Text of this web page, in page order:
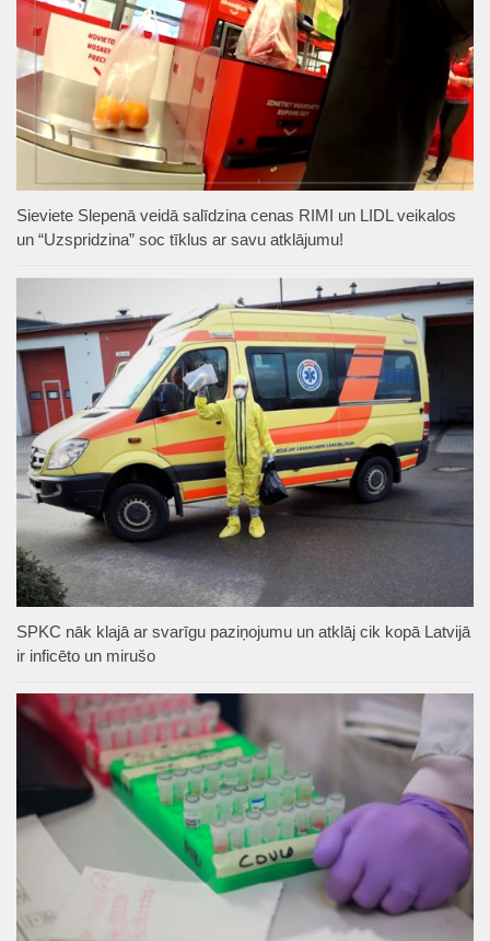
Sieviete Slepenā veidā salīdzina cenas RIMI un LIDL veikalos
un “Uzspridzina” soc tīklus ar savu atklājumu!
SPKC nāk klajā ar svarīgu paziņojumu un atklāj cik kopā Latvijā
ir inficēto un mirušo